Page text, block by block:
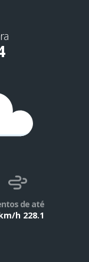
de até
h 228.1